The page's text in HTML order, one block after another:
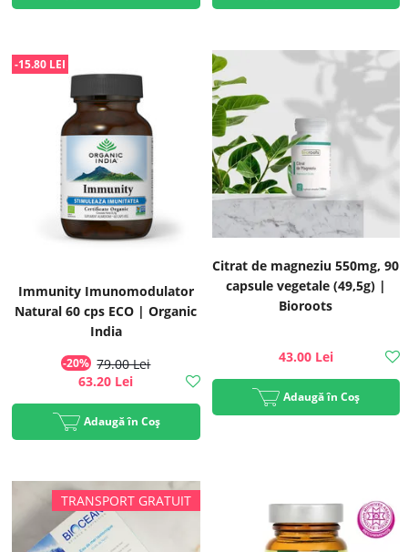
Immunity Imunomodulator
Natural 60 cps ECO | Organic
India
-20% 79.00 Lei
-15.80 LEI
63.20 Lei
Adaugă în Coș
Citrat de magneziu 550mg, 90
capsule vegetale (49,5g) |
Bioroots
43.00 Lei
Adaugă în Coș